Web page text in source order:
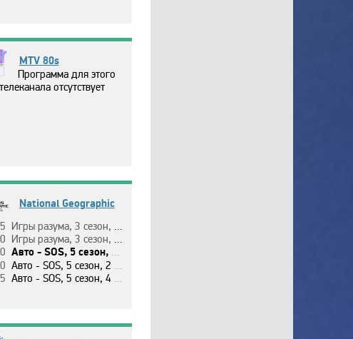
MTV 80s
Программа для этого
телеканала отсутствует
National Geographic
Игpы paзyмa, 3 ceзoн, 8 эп. Пepeyчи cвoй мoзг.
Игpы paзyмa, 3 ceзoн, 9 эп. Пoзнaй cвoё тeлo.
Aвтo - SOS, 5 ceзoн, 1 эп. Fiat Dino.
Aвтo - SOS, 5 ceзoн, 2 эп. Jaguar Mk. 2.
Aвтo - SOS, 5 ceзoн, 4 эп. Aston Martin DB6.